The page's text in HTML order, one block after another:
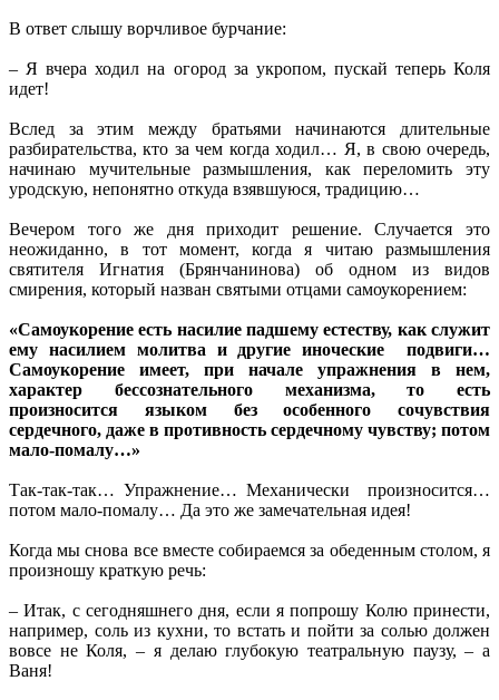
В ответ слышу ворчливое бурчание:
– Я вчера ходил на огород за укропом, пускай теперь Коля
идет!
Вслед за этим между братьями начинаются длительные
разбирательства, кто за чем когда ходил… Я, в свою очередь,
начинаю мучительные размышления, как переломить эту
уродскую, непонятно откуда взявшуюся, традицию…
Вечером того же дня приходит решение. Случается это
неожиданно, в тот момент, когда я читаю размышления
святителя Игнатия (Брянчанинова) об одном из видов
смирения, который назван святыми отцами самоукорением:
«Самоукорение есть насилие падшему естеству, как служит
ему насилием молитва и другие иноческие подвиги…
Самоукорение имеет, при начале упражнения в нем,
характер бессознательного механизма, то есть
произносится языком без особенного сочувствия
сердечного, даже в противность сердечному чувству; потом
мало-помалу…»
Так-так-так… Упражнение… Механически произносится…
потом мало-помалу… Да это же замечательная идея!
Когда мы снова все вместе собираемся за обеденным столом, я
произношу краткую речь:
– Итак, с сегодняшнего дня, если я попрошу Колю принести,
например, соль из кухни, то встать и пойти за солью должен
вовсе не Коля, – я делаю глубокую театральную паузу, – а
Ваня!